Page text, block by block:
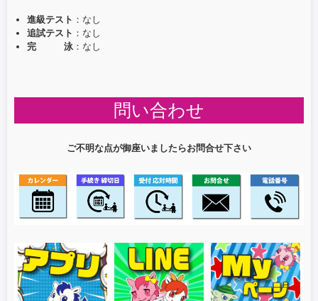
進級テスト ：なし
追試テスト ：なし
完 泳：なし
問い合わせ
ご不明な点が御座いましたらお問合せ下さい